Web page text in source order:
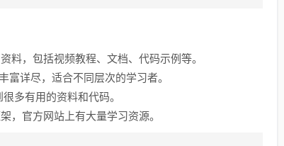
料，包括视频教程、文档、代码示例等。
富详尽，适合不同层次的学习者。
多有用的资料和代码。
，官方网站上有大量学习资源。